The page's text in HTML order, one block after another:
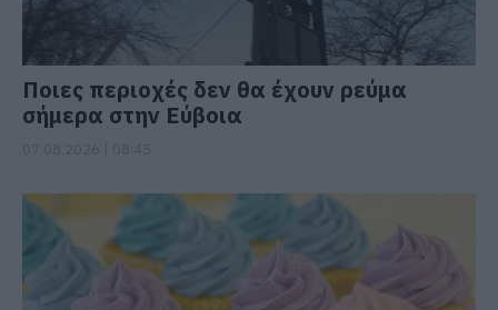
Ποιες περιοχές δεν θα έχουν ρεύμα
σήμερα στην Εύβοια